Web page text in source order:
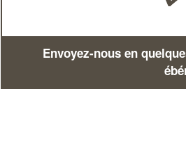
Envoyez-nous en